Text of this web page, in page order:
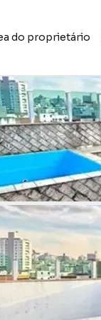
do proprietário